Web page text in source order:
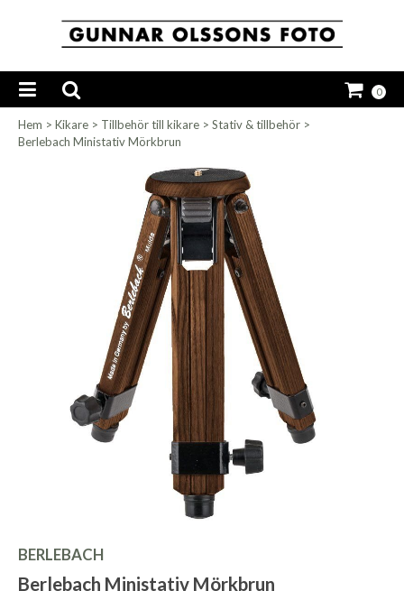
0
Hem > Kikare > Tillbehör till kikare > Stativ & tillbehör >
Berlebach Ministativ Mörkbrun
BERLEBACH
Berlebach Ministativ Mörkbrun